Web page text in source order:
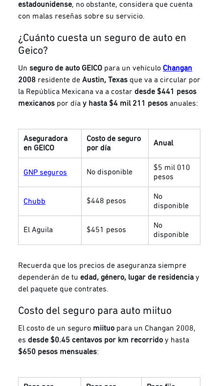
estadounidense, no obstante, considera que cuenta
con malas reseñas sobre su servicio.
¿Cuánto cuesta un seguro de auto en
Geico?
Un seguro de auto GEICO para un vehículo Changan
2008 residente deAustin, Texas que va a circular por
la República Mexicana va a costardesde $441 pesos
mexicanos por díay hasta $4 mil 211 pesos anuales:
Aseguradora
en GEICO
Costo de seguro
por día
Anual
GNP seguros No disponible
$5 mil 010
pesos
Chubb $448 pesos
No
disponible
El Aguila $451 pesos
No
disponible
Recuerda que los precios de aseguranza siempre
dependerán de tu edad, género, lugar de residencia y
del paquete que contrates.
Costo del seguro para auto miituo
El costo de un seguro miituo para un Changan 2008,
esdesde $0.45 centavos por km recorrido y hasta
$650 pesos mensuales: